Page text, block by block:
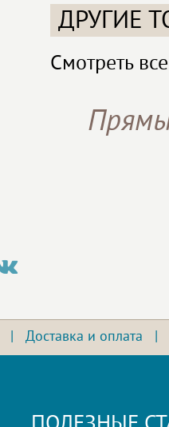
ДРУГИЕ
Смотреть
Доставка и оплата